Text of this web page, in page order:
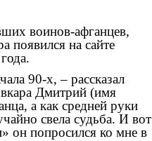
воинов-афганцев,
появился на сайте
90-х, – рассказал
Дмитрий (имя
а как средней руки
свела судьба. И вот
он попросился ко мне в